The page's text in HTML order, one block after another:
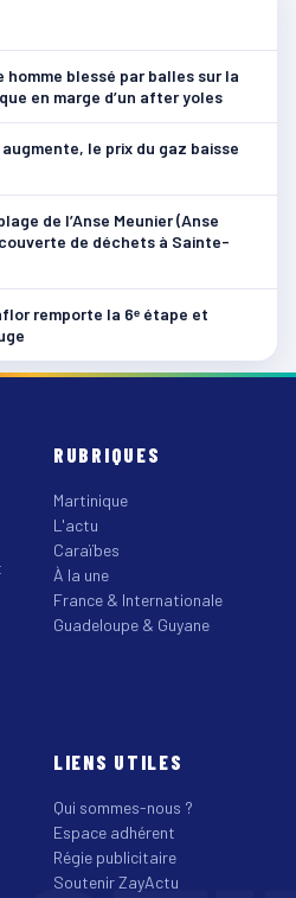
homme blessé par balles sur la
en marge d’un after yoles
le prix du gaz baisse
de l’Anse Meunier (Anse
de déchets à Sainte-
remporte la 6ᵉ étape et
RUBRIQUES
Martinique
L'actu
Caraïbes
À la une
France & Internationale
Guadeloupe & Guyane
LIENS UTILES
Qui sommes-nous ?
Espace adhérent
Régie publicitaire
Soutenir ZayActu